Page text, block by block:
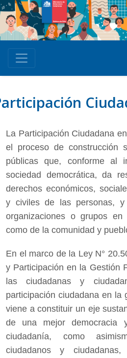
La Participación Ciudadana
el proceso de construcción
públicas que, conforme al
sociedad democrática, da
derechos económicos,
y civiles de las personas,
organizaciones o grupos
como de la comunidad y
En el marco de la Ley N°
y Participación en la Gestión
las ciudadanas y
participación ciudadana en la
viene a constituir un eje
de una mejor democracia
ciudadanía, como
ciudadanos y